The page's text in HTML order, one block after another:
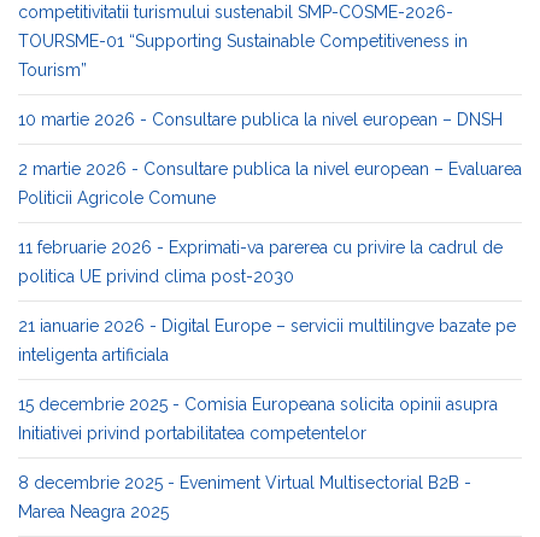
competitivitatii turismului sustenabil SMP-COSME-2026-
TOURSME-01 “Supporting Sustainable Competitiveness in
Tourism”
10 martie 2026 - Consultare publica la nivel european – DNSH
2 martie 2026 - Consultare publica la nivel european – Evaluarea
Politicii Agricole Comune
11 februarie 2026 - Exprimati-va parerea cu privire la cadrul de
politica UE privind clima post-2030
21 ianuarie 2026 - Digital Europe – servicii multilingve bazate pe
inteligenta artificiala
15 decembrie 2025 - Comisia Europeana solicita opinii asupra
Initiativei privind portabilitatea competentelor
8 decembrie 2025 - Eveniment Virtual Multisectorial B2B -
Marea Neagra 2025